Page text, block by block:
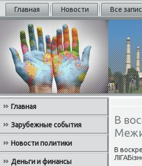
Главная Новости Все
Главная
Зарубежные события
Новости политики
Деньги и финансы
В
В